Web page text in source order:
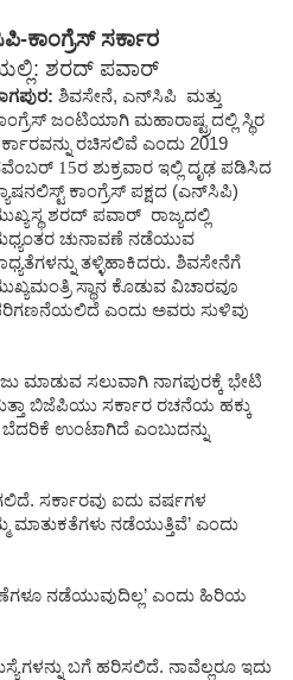
-ಕಾಂಗ್ರೆಸ್ ಸರ್ಕಾರ
: ಶರದ್ ಪವಾರ್
: ಶಿವಸೇನೆ, ಎನ್ಸಿಪಿ ಮತ್ತು
ಜಂಟಿಯಾಗಿ ಮಹಾರಾಷ್ಟ್ರದಲ್ಲಿ ಸ್ಥಿರ
ರಚಿಸಲಿವೆ ಎಂದು2019
15ರ ಶುಕ್ರವಾರ ಇಲ್ಲಿ ದೃಢ ಪಡಿಸಿದ
ಕಾಂಗ್ರೆಸ್ ಪಕ್ಷದ(ಎನ್ಸಿಪಿ)
ಶರದ್ ಪವಾರ್ ರಾಜ್ಯದಲ್ಲಿ
ಚುನಾವಣೆ ನಡೆಯುವ
ತಳ್ಳಿಹಾಕಿದರು. ಶಿವಸೇನೆಗೆ
ಸ್ಥಾನ ಕೊಡುವ ವಿಚಾರವೂ
ಎಂದು ಅವರು ಸುಳಿವು
ಮಾಡುವ ಸಲುವಾಗಿ ನಾಗಪುರಕ್ಕೆ ಭೇಟಿ
ಬಿಜೆಪಿಯು ಸರ್ಕಾರ ರಚನೆಯ ಹಕ್ಕು
ಬೆದರಿಕೆ ಉಂಟಾಗಿದೆ ಎಂಬುದನ್ನು
. ಸರ್ಕಾರವು ಐದು ವರ್ಷಗಳ
ಮಾತುಕತೆಗಳು ನಡೆಯುತ್ತಿವೆ’ ಎಂದು
ನಡೆಯುವುದಿಲ್ಲ’ ಎಂದು ಹಿರಿಯ
ಬಗೆ ಹರಿಸಲಿದೆ. ನಾವೆಲ್ಲರೂ ಇದು